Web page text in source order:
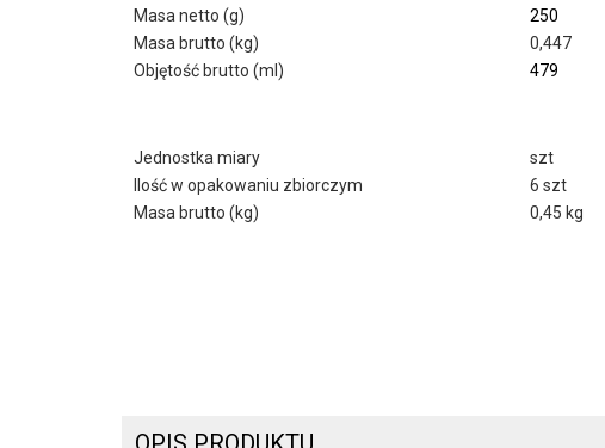
Masa netto (g)
250
Masa brutto (kg)
0,447
Objętość brutto (ml)
479
Jednostka miary
szt
Ilość w opakowaniu zbiorczym
6 szt
Masa brutto (kg)
0,45 kg